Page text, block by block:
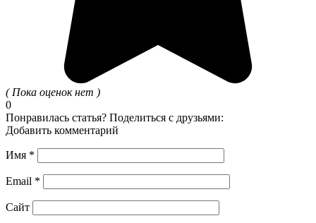
( Пока оценок нет )
0
Понравилась статья? Поделиться с друзьями:
Добавить комментарий
Имя *
Email *
Сайт